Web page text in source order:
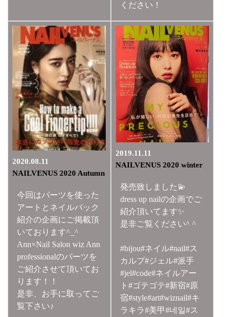
ください！
2020.08.11
NAILVENUS 2020 Autumn
今回はパーツを使った
アートとネイルバック
紹介の企画にご掲載頂
いております^_^
Ann×Nail Salon wiz Ann
professionalのパーツを
ご紹介させて頂いてお
ります！！
是非、お手に取ってご
覧下さい♪
2019.11.11
NAILVENUS 2020 winter
発売致しました💫
dress up nailの企画でご
紹介頂いてます✨
是非ご覧ください^ ^
#bijou#ネイル#nail#ス
カルプ#ジェル#派手
#jel#code#ネイルアー
ト#ゴテゴテ#新宿#原
宿#style#art#wiznail#キ
ラキラ#美甲#네일#ス